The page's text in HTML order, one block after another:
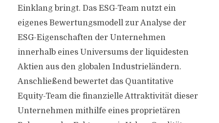
Einklang bringt. Das ESG-Team nutzt ein
eigenes Bewertungsmodell zur Analyse der
ESG-Eigenschaften der Unternehmen
innerhalb eines Universums der liquidesten
Aktien aus den globalen Industrieländern.
Anschließend bewertet das Quantitative
Equity-Team die finanzielle Attraktivität dieser
Unternehmen mithilfe eines proprietären